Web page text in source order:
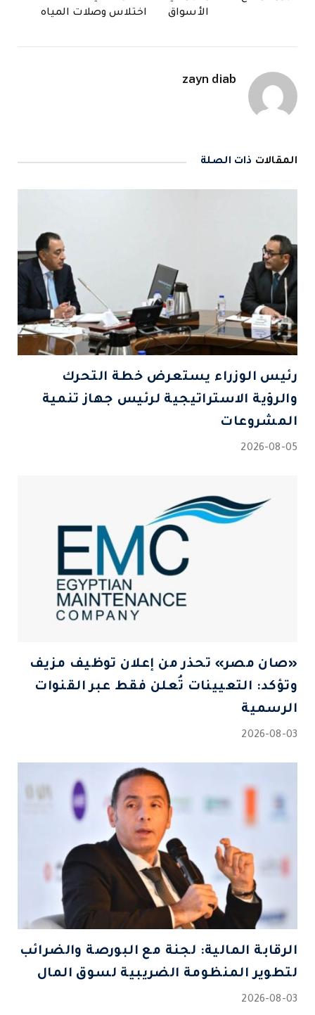
الأسواق
اختلاس وصلات المياه
zayn diab
المقالات ذات الصلة
رئيس الوزراء يستعرض خطة التحرك
والرؤية الاستراتيجية لرئيس جهاز تنمية
المشروعات
2026-08-05
«صان مصر» تحذر من إعلان توظيف مزيف
وتؤكد: التعيينات تُعلن فقط عبر القنوات
الرسمية
2026-08-03
الرقابة المالية: لجنة مع البورصة والضرائب
لتطوير المنظومة الضريبية لسوق المال
2026-08-03